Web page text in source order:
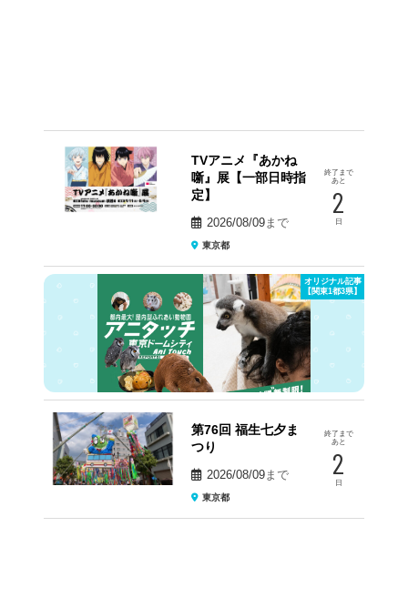
TVアニメ『あかね
噺』展【一部日時指
定】
2026/08/09まで
東京都
終了まで
あと
2
日
オリジナル記事
【関東1都3県】
第76回 福生七夕ま
つり
2026/08/09まで
東京都
終了まで
あと
2
日